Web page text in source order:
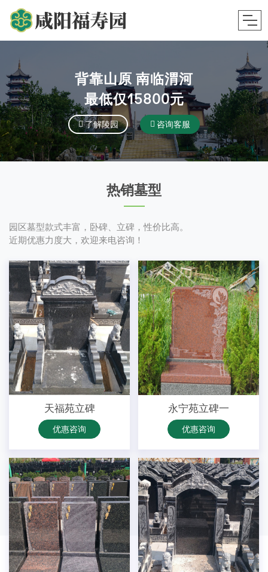
背靠山原 南临渭河
最低仅15800元
了解陵园 咨询客服
热销墓型
园区墓型款式丰富，卧碑、立碑，性价比高。
近期优惠力度大，欢迎来电咨询！
天福苑立碑
优惠咨询
永宁苑立碑一
优惠咨询